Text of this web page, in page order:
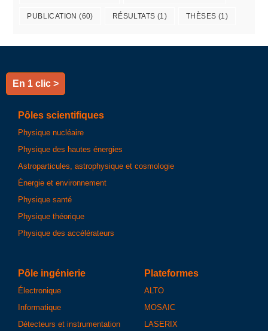
PUBLICATION (60) RÉSULTATS (1) THÈSES (1)
En 1 clic >
Pôles scientifiques
Physique nucléaire
Physique des hautes énergies
Astroparticules, astrophysique et cosmologie
Énergie et environnement
Physique santé
Physique théorique
Physique des accélérateurs
Pôle ingénierie
Électronique
Informatique
Détecteurs et instrumentation
Plateformes
ALTO
MOSAIC
LASERIX